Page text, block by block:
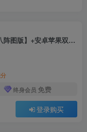
经典大话回合手游/最新引擎【缥缈西游八阵图版】+安卓苹果双端+管理后台+Linux手工服务端+详细搭建教程
终身会员 免费
登录购买